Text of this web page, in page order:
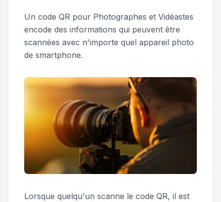
Un code QR pour Photographes et Vidéastes
encode des informations qui peuvent être
scannées avec n'importe quel appareil photo
de smartphone.
Lorsque quelqu'un scanne le code QR, il est